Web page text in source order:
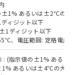
±1% あるいは±2℃の大
ィジット以下
ディジット以下
、電圧範囲: 定格電圧
(指示値の±1% ある
あるいは±4℃の大き